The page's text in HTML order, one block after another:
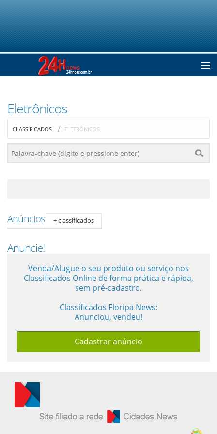
Notícias
Colunistas
Guia de Serviços
Anuncie
Anuncie
Fale Conosco
Eletrônicos
CLASSIFICADOS ELETRÔNICOS
Anúncios + classificados
Anuncie!
Venda/Alugue o seu produto ou serviço nos
Classificados Online de forma prática e rápida,
sem pré-cadastro.
Classificados Floripa News:
Anunciou, vendeu!
Cadastrar anúncio